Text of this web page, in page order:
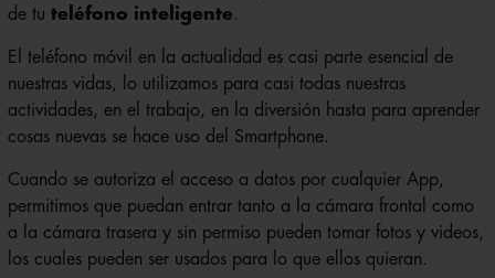
de tu teléfono inteligente.
El teléfono móvil en la actualidad es casi parte esencial de
nuestras vidas, lo utilizamos para casi todas nuestras
actividades, en el trabajo, en la diversión hasta para aprender
cosas nuevas se hace uso del Smartphone.
Cuando se autoriza el acceso a datos por cualquier App,
permitimos que puedan entrar tanto a la cámara frontal como
a la cámara trasera y sin permiso pueden tomar fotos y videos,
los cuales pueden ser usados para lo que ellos quieran.